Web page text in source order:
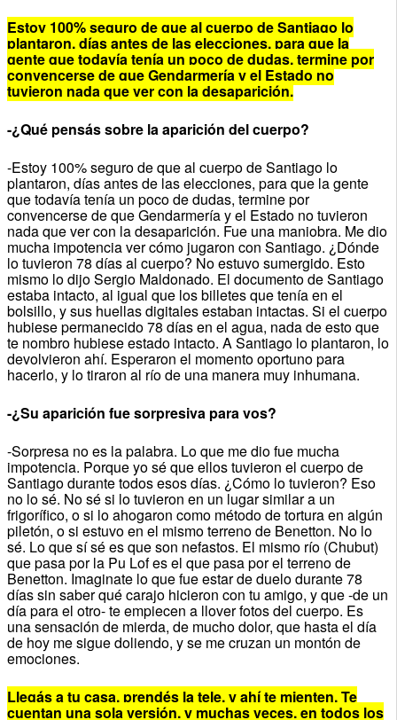
Estoy 100% seguro de que al cuerpo de Santiago lo
plantaron, días antes de las elecciones, para que la
gente que todavía tenía un poco de dudas, termine por
convencerse de que Gendarmería y el Estado no
tuvieron nada que ver con la desaparición.
-¿Qué pensás sobre la aparición del cuerpo?
-Estoy 100% seguro de que al cuerpo de Santiago lo
plantaron, días antes de las elecciones, para que la gente
que todavía tenía un poco de dudas, termine por
convencerse de que Gendarmería y el Estado no tuvieron
nada que ver con la desaparición. Fue una maniobra. Me dio
mucha impotencia ver cómo jugaron con Santiago. ¿Dónde
lo tuvieron 78 días al cuerpo? No estuvo sumergido. Esto
mismo lo dijo Sergio Maldonado. El documento de Santiago
estaba intacto, al igual que los billetes que tenía en el
bolsillo, y sus huellas digitales estaban intactas. Si el cuerpo
hubiese permanecido 78 días en el agua, nada de esto que
te nombro hubiese estado intacto. A Santiago lo plantaron, lo
devolvieron ahí. Esperaron el momento oportuno para
hacerlo, y lo tiraron al río de una manera muy inhumana.
-¿Su aparición fue sorpresiva para vos?
-Sorpresa no es la palabra. Lo que me dio fue mucha
impotencia. Porque yo sé que ellos tuvieron el cuerpo de
Santiago durante todos esos días. ¿Cómo lo tuvieron? Eso
no lo sé. No sé si lo tuvieron en un lugar similar a un
frigorífico, o si lo ahogaron como método de tortura en algún
piletón, o si estuvo en el mismo terreno de Benetton. No lo
sé. Lo que sí sé es que son nefastos. El mismo río (Chubut)
que pasa por la Pu Lof es el que pasa por el terreno de
Benetton. Imaginate lo que fue estar de duelo durante 78
días sin saber qué carajo hicieron con tu amigo, y que -de un
día para el otro- te empiecen a llover fotos del cuerpo. Es
una sensación de mierda, de mucho dolor, que hasta el día
de hoy me sigue doliendo, y se me cruzan un montón de
emociones.
Llegás a tu casa, prendés la tele, y ahí te mienten. Te
cuentan una sola versión, y muchas veces, en todos los